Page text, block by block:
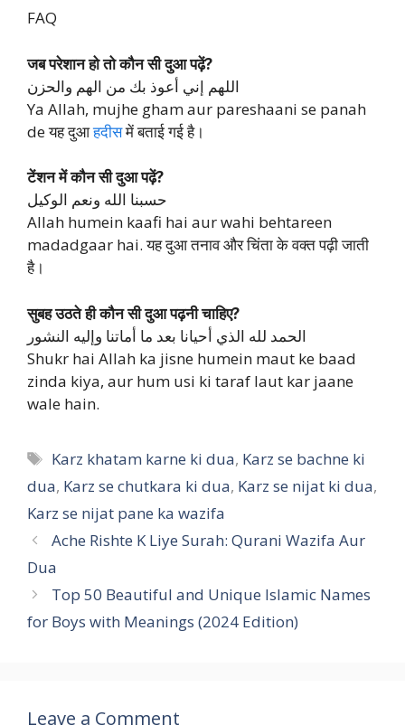
FAQ
जब परेशान हो तो कौन सी दुआ पढ़ें?
اللهم إني أعوذ بك من الهم والحزن
Ya Allah, mujhe gham aur pareshaani se panah
de यह दुआहदीसमें बताई गई है।
टेंशन में कौन सी दुआ पढ़ें?
حسبنا الله ونعم الوكيل
Allah humein kaafi hai aur wahi behtareen
madadgaar hai. यह दुआ तनाव और चिंता के वक्त पढ़ी जाती
है।
सुबह उठते ही कौन सी दुआ पढ़नी चाहिए?
الحمد لله الذي أحيانا بعد ما أماتنا وإليه النشور
Shukr hai Allah ka jisne humein maut ke baad
zinda kiya, aur hum usi ki taraf laut kar jaane
wale hain.
Tags
Karz khatam karne ki dua, Karz se bachne ki
dua, Karz se chutkara ki dua, Karz se nijat ki dua,
Karz se nijat pane ka wazifa
Ache Rishte K Liye Surah: Qurani Wazifa Aur
Dua
Top 50 Beautiful and Unique Islamic Names
for Boys with Meanings (2024 Edition)
Leave a Comment